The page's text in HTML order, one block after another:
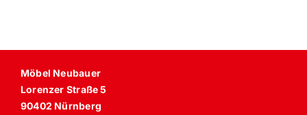
Möbel Neubauer
Lorenzer Straße 5
90402 Nürnberg